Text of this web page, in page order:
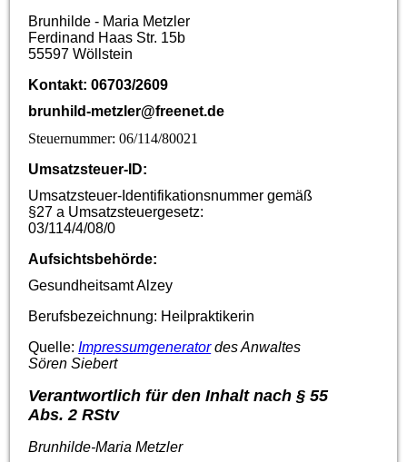
Brunhilde - Maria Metzler
Ferdinand Haas Str. 15b
55597 Wöllstein
Kontakt: 06703/2609
brunhild-metzler@freenet.de
Steuernummer: 06/114/80021
Umsatzsteuer-ID:
Umsatzsteuer-Identifikationsnummer gemäß
§27 a Umsatzsteuergesetz:
03/114/4/08/0
Aufsichtsbehörde:
Gesundheitsamt Alzey
Berufsbezeichnung: Heilpraktikerin
Quelle:Impressumgeneratordes Anwaltes
Sören Siebert
Verantwortlich für den Inhalt nach § 55
Abs. 2 RStv
Brunhilde-Maria Metzler